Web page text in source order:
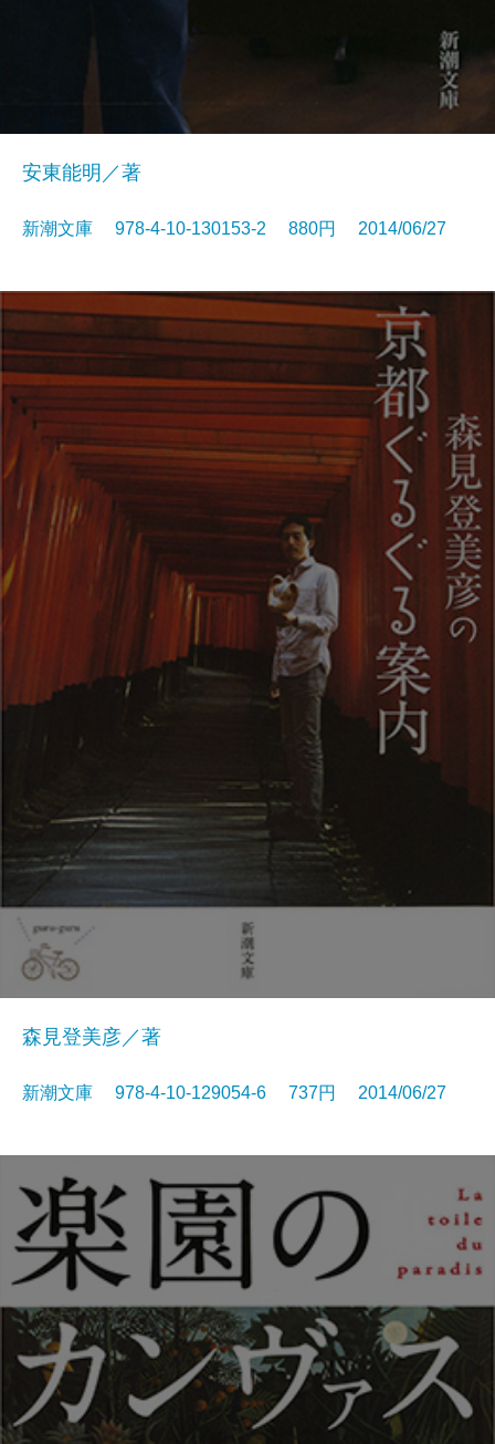
安東能明／著
新潮文庫 978-4-10-130153-2 880円 2014/06/27
森見登美彦／著
新潮文庫 978-4-10-129054-6 737円 2014/06/27